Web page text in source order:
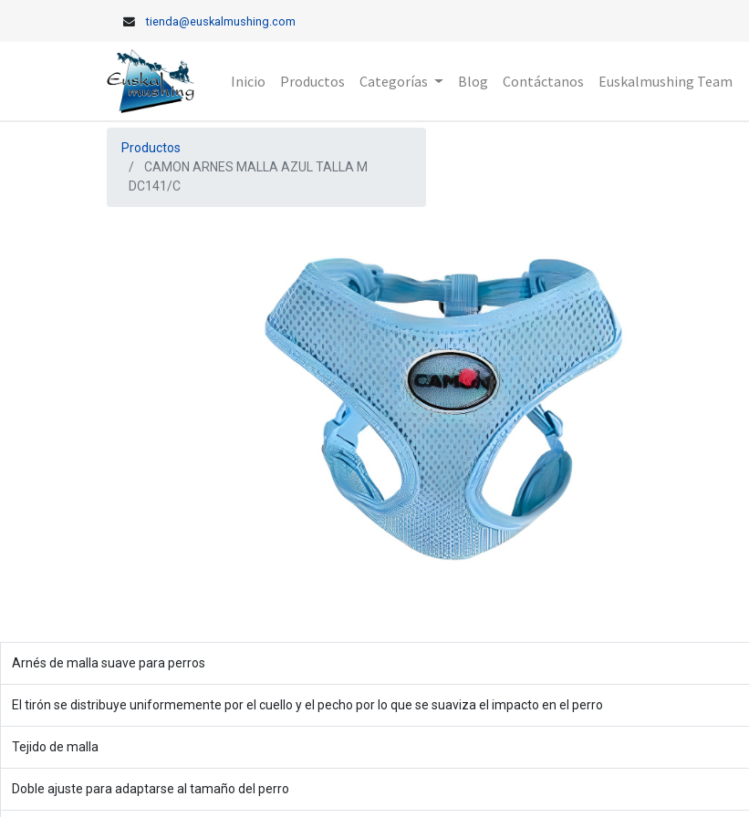
tienda@euskalmushing.com
Inicio Productos Categorías Blog Contáctanos Euskalmushing Team
Productos
CAMON ARNES MALLA AZUL TALLA M
DC141/C
Arnés de malla suave para perros
El tirón se distribuye uniformemente por el cuello y el pecho por lo que se suaviza el impacto en el perro
Tejido de malla
Doble ajuste para adaptarse al tamaño del perro